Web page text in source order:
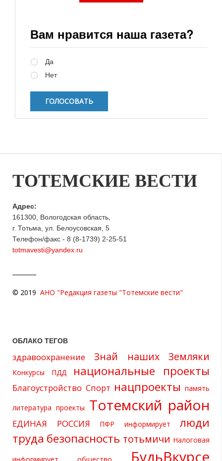
Вам нравится наша газета?
Да
Нет
ТОТЕМСКИЕ ВЕСТИ
Адрес:
161300, Вологодская область,
г. Тотьма, ул. Белоусовская, 5
Телефон/факс - 8 (8-1739) 2-25-51
totmavesti@yandex.ru
© 2019 АНО "Редакция газеты "Тотемские вести"
ОБЛАКО ТЕГОВ
здравоохранение Знай наших Земляки
Конкурсы ПДД национальные проекты
Благоустройство Спорт нацпроекты память
литература проекты Тотемский район
ЕДИНАЯ РОССИЯ ПФР информирует
люди
труда безопасность тотьмичи Налоговая
информирует общество БудьВкурсе